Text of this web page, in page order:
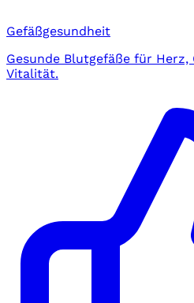
Gefäßgesundheit
Gesunde Blutgefäße für
Vitalität.